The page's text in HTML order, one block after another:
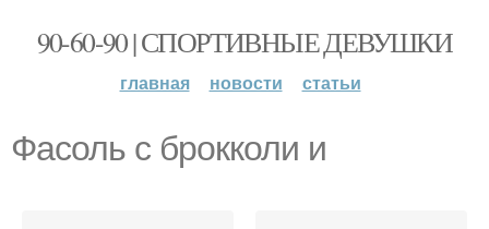
90-60-90 | СПОРТИВНЫЕ ДЕВУШКИ
главная новости статьи
Фасоль с брокколи и